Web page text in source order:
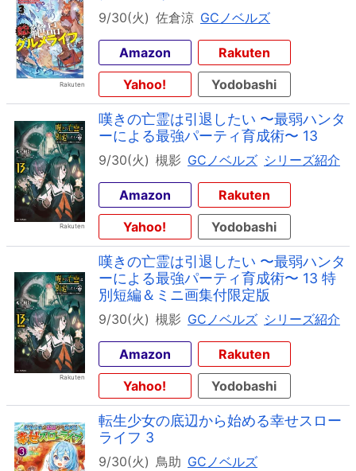
9/30(火) 佐倉涼 GCノベルズ
Amazon
Rakuten
Yahoo!
Yodobashi
嘆きの亡霊は引退したい 〜最弱ハンタ
ーによる最強パーティ育成術〜 13
9/30(火) 槻影 GCノベルズ シリーズ紹介
Amazon
Rakuten
Yahoo!
Yodobashi
嘆きの亡霊は引退したい 〜最弱ハンタ
ーによる最強パーティ育成術〜 13 特
別短編＆ミニ画集付限定版
9/30(火) 槻影 GCノベルズ シリーズ紹介
Amazon
Rakuten
Yahoo!
Yodobashi
転生少女の底辺から始める幸せスロー
ライフ 3
9/30(火) 鳥助 GCノベルズ